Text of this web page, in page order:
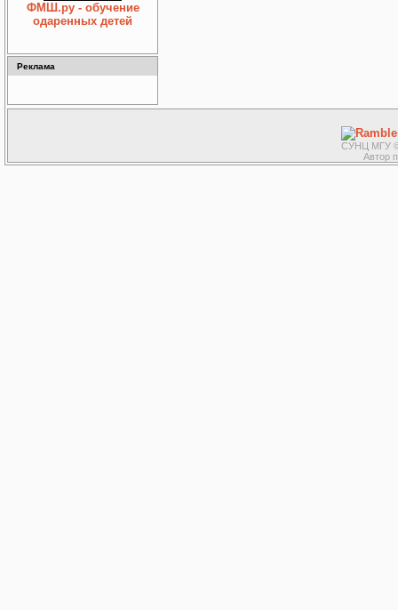
ФМШ.ру - обучение
одаренных детей
Реклама
СУНЦ МГУ ©
Автор